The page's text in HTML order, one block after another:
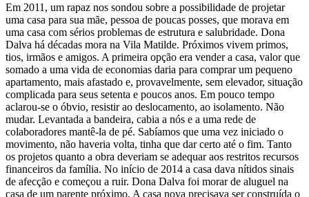
Em 2011, um rapaz nos sondou sobre a possibilidade de projetar
uma casa para sua mãe, pessoa de poucas posses, que morava em
uma casa com sérios problemas de estrutura e salubridade. Dona
Dalva há décadas mora na Vila Matilde. Próximos vivem primos,
tios, irmãos e amigos. A primeira opção era vender a casa, valor que
somado a uma vida de economias daria para comprar um pequeno
apartamento, mais afastado e, provavelmente, sem elevador, situação
complicada para seus setenta e poucos anos. Em pouco tempo
aclarou-se o óbvio, resistir ao deslocamento, ao isolamento. Não
mudar. Levantada a bandeira, cabia a nós e a uma rede de
colaboradores mantê-la de pé. Sabíamos que uma vez iniciado o
movimento, não haveria volta, tinha que dar certo até o fim. Tanto
os projetos quanto a obra deveriam se adequar aos restritos recursos
financeiros da família. No início de 2014 a casa dava nítidos sinais
de afecção e começou a ruir. Dona Dalva foi morar de aluguel na
casa de um parente próximo. A casa nova precisava ser construída o